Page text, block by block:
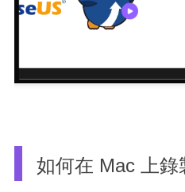
如何在 Mac 上錄